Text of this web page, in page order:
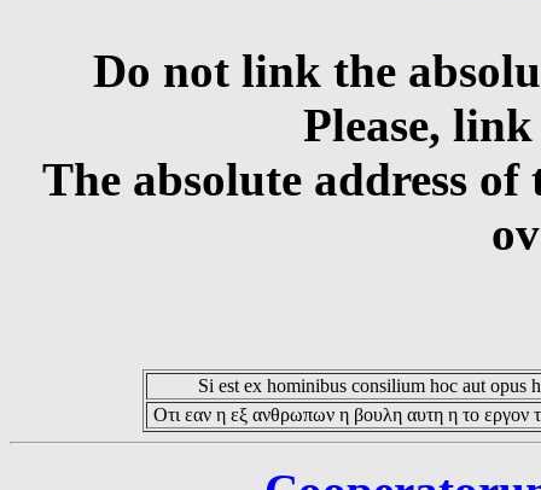
Do not link the
Please,
The absolute address
Si est ex hominibus consilium hoc aut opus
Οτι εαν η εξ ανθρωπων η βουλη αυτη η το εργον